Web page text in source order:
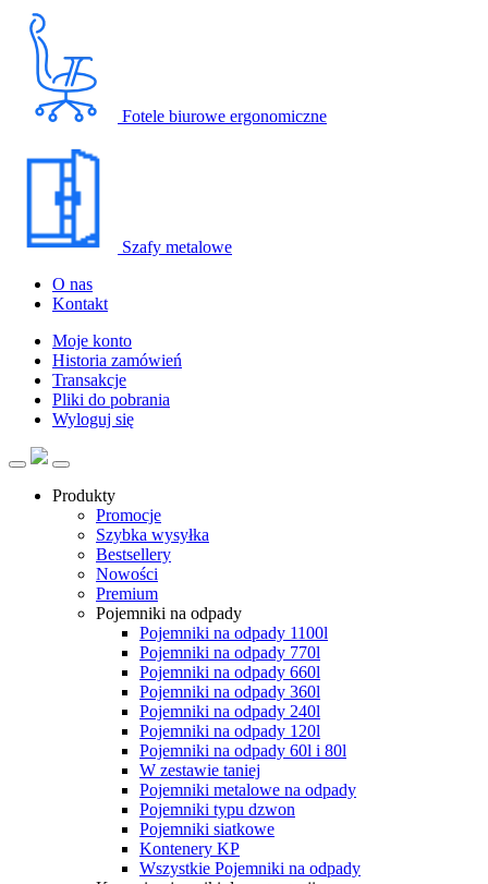
Fotele biurowe ergonomiczne
Szafy metalowe
O nas
Kontakt
Moje konto
Historia zamówień
Transakcje
Pliki do pobrania
Wyloguj się
Produkty
Promocje
Szybka wysyłka
Bestsellery
Nowości
Premium
Pojemniki na odpady
Pojemniki na odpady 1100l
Pojemniki na odpady 770l
Pojemniki na odpady 660l
Pojemniki na odpady 360l
Pojemniki na odpady 240l
Pojemniki na odpady 120l
Pojemniki na odpady 60l i 80l
W zestawie taniej
Pojemniki metalowe na odpady
Pojemniki typu dzwon
Pojemniki siatkowe
Kontenery KP
Wszystkie Pojemniki na odpady